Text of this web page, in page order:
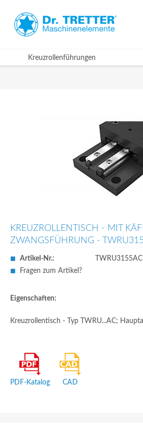
Kreuzrollenführungen
KREUZROLLENTISCH - MIT
ZWANGSFÜHRUNG -
Artikel-Nr.:
TWRU3155AC
Fragen zum Artikel?
Eigenschaften:
Kreuzrollentisch - Typ TWRU...AC;
PDF-Katalog CAD